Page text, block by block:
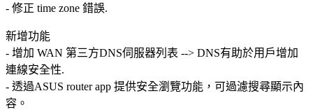
- 修正 time zone 錯誤.
新增功能
- 增加 WAN 第三方DNS伺服器列表 --> DNS有助於用戶增加
連線安全性.
- 透過ASUS router app 提供安全瀏覽功能，可過濾搜尋顯示內
容。